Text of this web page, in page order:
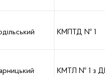
КМПТД № 1
КМТЛ № 1 з